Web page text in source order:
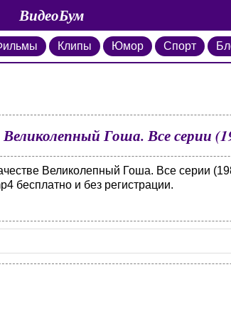
ВидеоБум
Клипы Юмор Спорт
Великолепный Гоша. Все серии
Великолепный Гоша. Все серии
бесплатно и без регистрации.